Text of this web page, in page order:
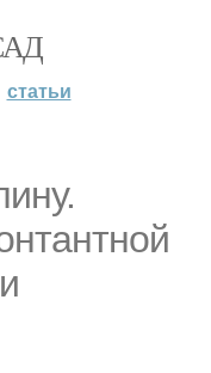
статьи